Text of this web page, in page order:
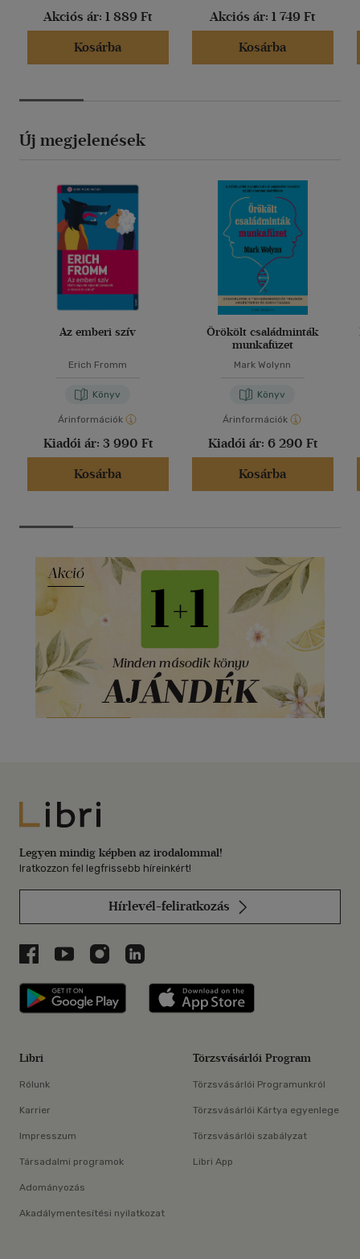
Akciós ár: 1 889 Ft
Kosárba
Akciós ár: 1 749 Ft
Kosárba
Új megjelenések
Az emberi szív
Erich Fromm
Könyv
Árinformációk
Kiadói ár: 3 990 Ft
Kosárba
Örökölt családminták
munkafüzet
Mark Wolynn
Könyv
Árinformációk
Kiadói ár: 6 290 Ft
Kosárba
Libri
Legyen mindig képben az irodalommal!
Iratkozzon fel legfrissebb híreinkért!
Hírlevél-feliratkozás
Libri a Facebookon
Libri a Youtube-on
Libri az Instagramon
Libri a LinkedInen
Libri applikáció Szerezd meg: Google
Libri
Rólunk
Karrier
Impresszum
Társadalmi programok
Adományozás
Akadálymentesítési nyilatkozat
Törzsvásárlói Program
Törzsvásárlói Programunkról
Törzsvásárlói Kártya egyenlege
Törzsvásárlói szabályzat
Libri App